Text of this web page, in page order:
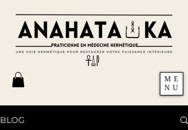
ME
NU
BLOG